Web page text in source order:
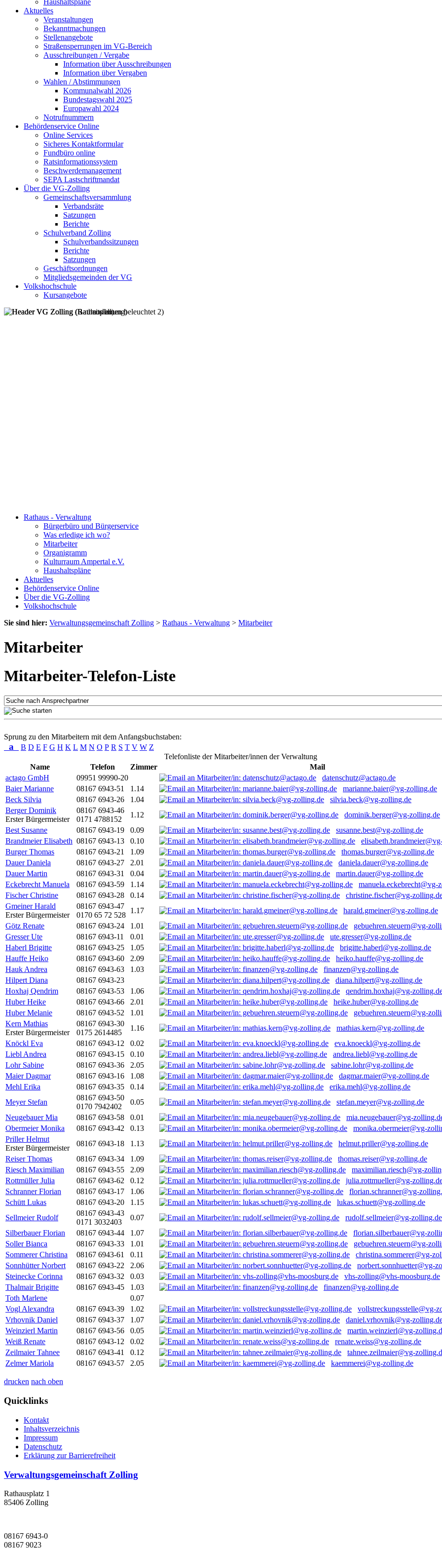
Haushaltspläne
Aktuelles
Veranstaltungen
Bekanntmachungen
Stellenangebote
Straßensperrungen im VG-Bereich
Ausschreibungen / Vergabe
Information über Ausschreibungen
Information über Vergaben
Wahlen / Abstimmungen
Kommunalwahl 2026
Bundestagswahl 2025
Europawahl 2024
Notrufnummern
Behördenservice Online
Online Services
Sicheres Kontaktformular
Fundbüro online
Ratsinformationssystem
Beschwerdemanagement
SEPA Lastschriftmandat
Über die VG-Zolling
Gemeinschaftsversammlung
Verbandsräte
Satzungen
Berichte
Schulverband Zolling
Schulverbandssitzungen
Berichte
Satzungen
Geschäftsordnungen
Mitgliedsgemeinden der VG
Volkshochschule
Kursangebote
Rathaus - Verwaltung
Bürgerbüro und Bürgerservice
Was erledige ich wo?
Mitarbeiter
Organigramm
Kulturraum Ampertal e.V.
Haushaltspläne
Aktuelles
Behördenservice Online
Über die VG-Zolling
Volkshochschule
Sie sind hier: Verwaltungsgemeinschaft Zolling > Rathaus - Verwaltung > Mitarbeiter
Mitarbeiter
Mitarbeiter-Telefon-Liste
Sprung zu den Mitarbeitern mit dem Anfangsbuchstaben:
a B D E F G H K L M N O P R S T V W Z
Telefonliste der Mitarbeiter/innen der Verwaltung
Name
Telefon Zimmer
Mail
actago GmbH
09951 99990-20
datenschutz@actago.de
Baier Marianne
08167 6943-51 1.14
marianne.baier@vg-zolling.de
Beck Silvia
08167 6943-26 1.04
silvia.beck@vg-zolling.de
Berger Dominik
Erster Bürgermeister
08167 6943-46
0171 4788152
1.12
dominik.berger@vg-zolling.de
Best Susanne
08167 6943-19 0.09
susanne.best@vg-zolling.de
Brandmeier Elisabeth 08167 6943-13 0.10
Burger Thomas
08167 6943-21 1.09
thomas.burger@vg-zolling.de
Dauer Daniela
08167 6943-27 2.01
daniela.dauer@vg-zolling.de
Dauer Martin
08167 6943-31 0.04
martin.dauer@vg-zolling.de
Eckebrecht Manuela
08167 6943-59 1.14
manuela.eckebrecht@vg-
Fischer Christine
08167 6943-28 0.14
christine.fischer@vg-
Gmeiner Harald
Erster Bürgermeister
08167 6943-47
0170 65 72 528
1.17
harald.gmeiner@vg-zolling.de
Götz Renate
08167 6943-24 1.01
gebuehren.steuern@vg-
Gresser Ute
08167 6943-11 0.01
ute.gresser@vg-zolling.de
Haberl Brigitte
08167 6943-25 1.05
brigitte.haberl@vg-zolling.de
Hauffe Heiko
08167 6943-60 2.09
heiko.hauffe@vg-zolling.de
Hauk Andrea
08167 6943-63 1.03
finanzen@vg-zolling.de
Hilpert Diana
08167 6943-23
diana.hilpert@vg-zolling.de
Hoxhaj Qendrim
08167 6943-53 1.06
qendrim.hoxhaj@vg-
Huber Heike
08167 6943-66 2.01
heike.huber@vg-zolling.de
Huber Melanie
08167 6943-52 1.01
gebuehren.steuern@vg-
Kern Mathias
Erster Bürgermeister
08167 6943-30
0175 2614485
1.16
mathias.kern@vg-zolling.de
Knöckl Eva
08167 6943-12 0.02
eva.knoeckl@vg-zolling.de
Liebl Andrea
08167 6943-15 0.10
andrea.liebl@vg-zolling.de
Lohr Sabine
08167 6943-36 2.05
sabine.lohr@vg-zolling.de
Maier Dagmar
08167 6943-16 1.08
dagmar.maier@vg-zolling.de
Mehl Erika
08167 6943-35 0.14
erika.mehl@vg-zolling.de
Meyer Stefan
08167 6943-50
0170 7942402
0.05
stefan.meyer@vg-zolling.de
Neugebauer Mia
08167 6943-58 0.01
mia.neugebauer@vg-
Obermeier Monika
08167 6943-42 0.13
monika.obermeier@vg-
Priller Helmut
Erster Bürgermeister
08167 6943-18 1.13
helmut.priller@vg-zolling.de
Reiser Thomas
08167 6943-34 1.09
thomas.reiser@vg-zolling.de
Riesch Maximilian
08167 6943-55 2.09
maximilian.riesch@vg-
Rottmüller Julia
08167 6943-62 0.12
julia.rottmueller@vg-
Schranner Florian
08167 6943-17 1.06
florian.schranner@vg-
Schütt Lukas
08167 6943-20 1.15
lukas.schuett@vg-zolling.de
Sellmeier Rudolf
08167 6943-43
0171 3032403
0.07
rudolf.sellmeier@vg-zolling.de
Silberbauer Florian
08167 6943-44 1.07
florian.silberbauer@vg-
Soller Bianca
08167 6943-33 1.01
gebuehren.steuern@vg-
Sommerer Christina
08167 6943-61 0.11
christina.sommerer@vg-
Sonnhütter Norbert
08167 6943-22 2.06
norbert.sonnhuetter@vg-
Steinecke Corinna
08167 6943-32 0.03
vhs-zolling@vhs-moosburg.de
Thalmair Brigitte
08167 6943-45 1.03
finanzen@vg-zolling.de
Toth Marlene
0.07
Vogl Alexandra
08167 6943-39 1.02
vollstreckungsstelle@vg-
Vrhovnik Daniel
08167 6943-37 1.07
daniel.vrhovnik@vg-
Weinzierl Martin
08167 6943-56 0.05
martin.weinzierl@vg-
Weiß Renate
08167 6943-12 0.02
renate.weiss@vg-zolling.de
Zeilmaier Tahnee
08167 6943-41 0.12
tahnee.zeilmaier@vg-
Zelmer Mariola
08167 6943-57 2.05 kaemmerei@vg-zolling.de
drucken nach oben
Quicklinks
Kontakt
Inhaltsverzeichnis
Impressum
Datenschutz
Erklärung zur Barrierefreiheit
Verwaltungsgemeinschaft Zolling
Rathausplatz 1
85406 Zolling
08167 6943-0
08167 9023